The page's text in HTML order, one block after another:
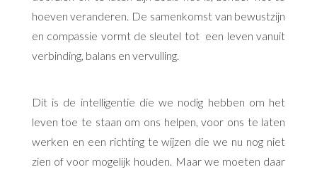
hoeven veranderen. De samenkomst van bewustzijn
en compassie vormt de sleutel tot een leven vanuit
verbinding, balans en vervulling.
Dit is de intelligentie die we nodig hebben om het
leven toe te staan om ons helpen, voor ons te laten
werken en een richting te wijzen die we nu nog niet
zien of voor mogelijk houden. Maar we moeten daar